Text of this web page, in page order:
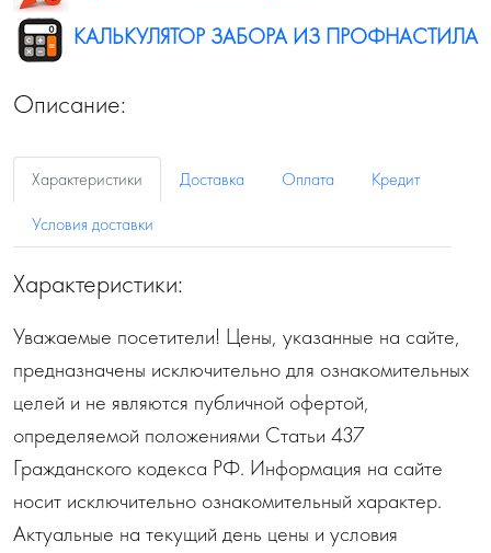
КАЛЬКУЛЯТОР ЗАБОРА ИЗ ПРОФНАСТИЛА
Описание:
Характеристики Доставка Оплата
Кредит
Условия доставки
Характеристики:
Уважаемые посетители! Цены, указанные на сайте,
предназначены исключительно для ознакомительных
целей и не являются публичной офертой,
определяемой положениями Статьи 437
Гражданского кодекса РФ. Информация на сайте
носит исключительно ознакомительный характер.
Актуальные на текущий день цены и условия